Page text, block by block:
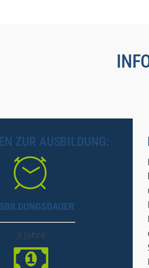
ZUR AUSBILDUNG:
3 Jahre